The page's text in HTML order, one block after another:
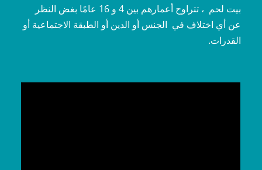
بيت لحم ، تتراوح أعمارهم بين 4 و 16 عامًا بغض النظر
عن أي اختلاف في الجنس أو الدين أو الطبقة الاجتماعية أو
القدرات.